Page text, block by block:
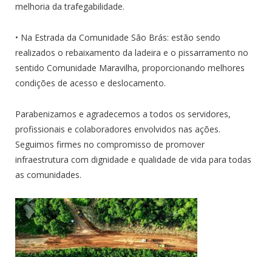
melhoria da trafegabilidade.
• Na Estrada da Comunidade São Brás: estão sendo
realizados o rebaixamento da ladeira e o pissarramento no
sentido Comunidade Maravilha, proporcionando melhores
condições de acesso e deslocamento.
Parabenizamos e agradecemos a todos os servidores,
profissionais e colaboradores envolvidos nas ações.
Seguimos firmes no compromisso de promover
infraestrutura com dignidade e qualidade de vida para todas
as comunidades.